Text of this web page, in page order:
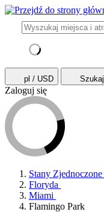
pl / USD Szukaj
Zaloguj się
Stany Zjednoczone
Floryda
Miami
Flamingo Park